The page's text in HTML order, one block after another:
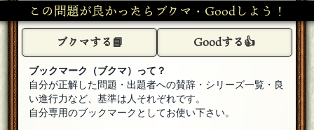
21:13]
OUTIS
偶然にしては出来すぎだったから確信を持って質問させて貰
ったヨ[18年07月22日 21:11]
OUTIS
参加させて貰うヨ[18年07月22日 21:09]
この問題が良かったらブクマ・Goodしよう！
ブクマする📘 Goodする👍
ブックマーク（ブクマ）って？
自分が正解した問題・出題者への賛辞・シリーズ一覧・良
い進行力など、基準は人それぞれです。
自分専用のブックマークとしてお使い下さい。